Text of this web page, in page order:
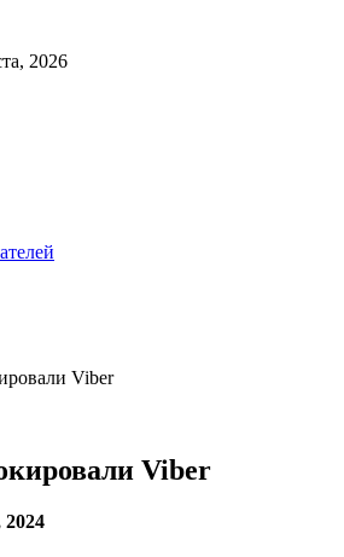
2026
Viber
Viber
2024